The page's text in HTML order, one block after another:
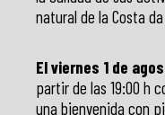
natural de la Costa
El viernes 1 de
partir de las 19:00 h
una bienvenida con